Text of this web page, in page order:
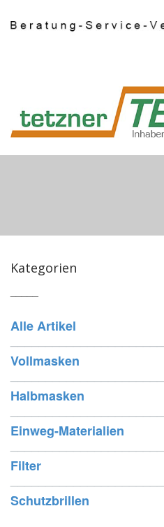
Kategorien
Alle Artikel
Vollmasken
Halbmasken
Einweg-Materialien
______________________
Filter
Schutzbrillen